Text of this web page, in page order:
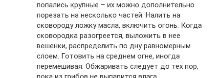
попались крупные – их можно дополнительно
порезать на несколько частей. Налить на
сковороду ложку масла, включить огонь. Когда
сковородка разогреется, выложить в нее
вешенки, распределить по дну равномерным
слоем. Готовить на среднем огне, иногда
перемешивая. Обжаривать следует до тех пор,